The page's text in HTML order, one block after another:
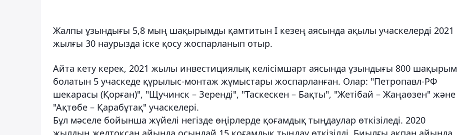
Жалпы ұзындығы 5,8 мың шақырымды қамтитын I кезең аясында ақылы учаскелерді 2021
жылғы 30 наурызда іске қосу жоспарланып отыр.
Айта кету керек, 2021 жылы инвестициялық келісімшарт аясында ұзындығы 800 шақырым
болатын 5 учаскеде құрылыс-монтаж жұмыстары жоспарланған. Олар: "Петропавл-РФ
шекарасы (Қорған)", "Щучинск – Зеренді", "Таскескен – Бақты", "Жетібай – Жаңаөзен" және
"Ақтөбе – Қарабұтақ" учаскелері.
Бұл мәселе бойынша жүйелі негізде өңірлерде қоғамдық тыңдаулар өткізіледі. 2020